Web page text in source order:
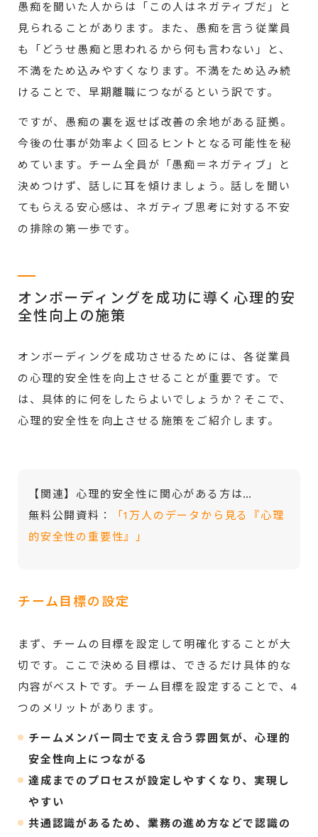
愚痴を聞いた人からは「この人はネガティブだ」と
見られることがあります。また、愚痴を言う従業員
も「どうせ愚痴と思われるから何も言わない」と、
不満をため込みやすくなります。不満をため込み続
けることで、早期離職につながるという訳です。
ですが、愚痴の裏を返せば改善の余地がある証拠。
今後の仕事が効率よく回るヒントとなる可能性を秘
めています。チーム全員が「愚痴＝ネガティブ」と
決めつけず、話しに耳を傾けましょう。話しを聞い
てもらえる安心感は、ネガティブ思考に対する不安
の排除の第一歩です。
オンボーディングを成功に導く心理的安
全性向上の施策
オンボーディングを成功させるためには、各従業員
の心理的安全性を向上させることが重要です。で
は、具体的に何をしたらよいでしょうか？そこで、
心理的安全性を向上させる施策をご紹介します。
【関連】心理的安全性に関心がある方は…
無料公開資料：
「1万人のデータから見る『心理
的安全性の重要性』」
チーム目標の設定
まず、チームの目標を設定して明確化することが大
切です。ここで決める目標は、できるだけ具体的な
内容がベストです。チーム目標を設定することで、4
つのメリットがあります。
チームメンバー同士で支え合う雰囲気が、心理的
安全性向上につながる
達成までのプロセスが設定しやすくなり、実現し
やすい
共通認識があるため、業務の進め方などで認識の